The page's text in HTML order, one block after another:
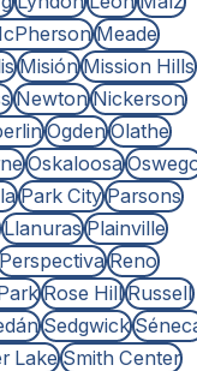
Meade
Misión Mission Hills
Newton Nickerson
Ogden Olathe
Oskaloosa
Park City Parsons
Llanuras Plainville
Reno
Rose Hill Russell
Sedgwick
LakeSmith Center